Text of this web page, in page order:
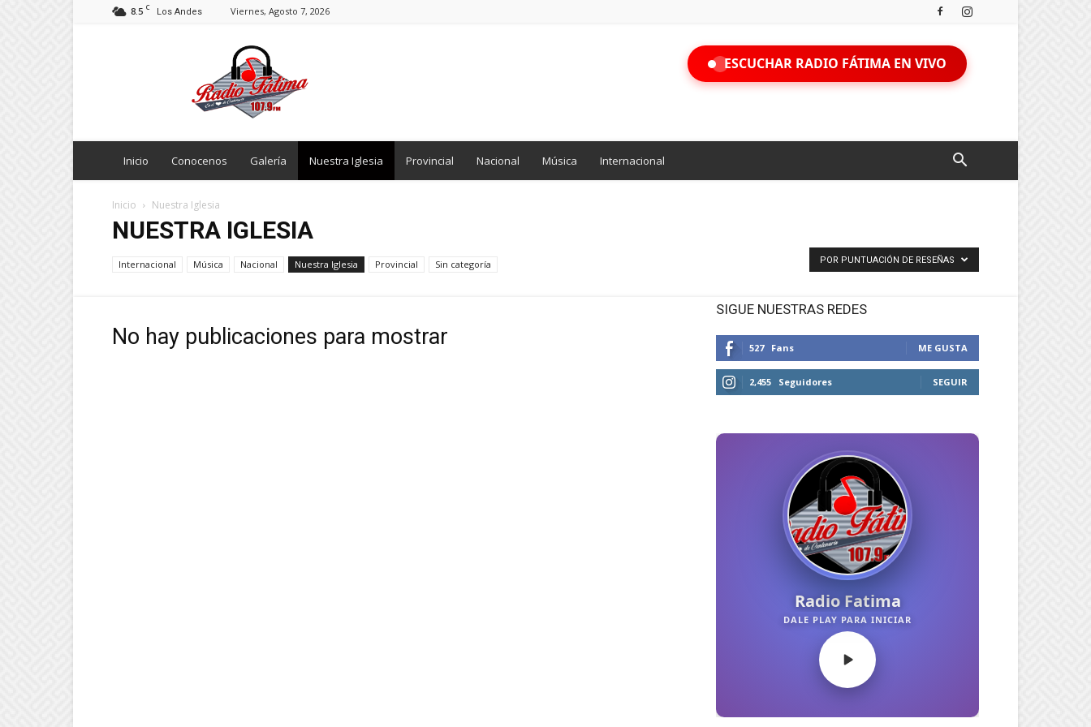
8.5 C Los Andes Viernes, Agosto 7, 2026
ESCUCHAR RADIO FÁTIMA EN VIVO
Inicio Conocenos Galería Nuestra Iglesia Provincial Nacional Música Internacional
Inicio Nuestra Iglesia
NUESTRA IGLESIA
Internacional Música Nacional Nuestra Iglesia Provincial Sin categoría POR PUNTUACIÓN DE RESEÑAS
No hay publicaciones para mostrar
SIGUE NUESTRAS REDES
527 Fans ME GUSTA
2,455 Seguidores SEGUIR